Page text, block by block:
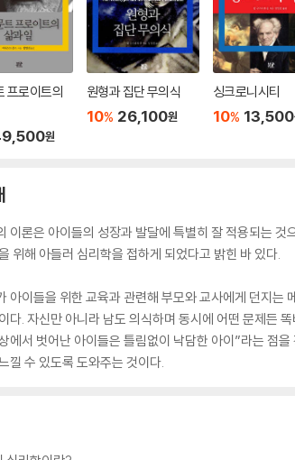
프로이트의
원
원형과 집단 무의식
10% 26,100원
싱크로니시티
10% 13,500
이론은 아이들의 성장과 발달에 특별히 잘 적용되는
위해 아들러 심리학을 접하게 되었다고 밝힌 바 있다.
아이들을 위한 교육과 관련해 부모와 교사에게 던지는
다. 자신만 아니라 남도 의식하며 동시에 어떤 문제든
에서 벗어난 아이들은 틀림없이 낙담한 아이”라는 점
낄 수 있도록 도와주는 것이다.